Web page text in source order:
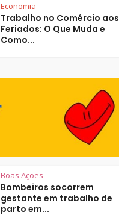
Economia
Trabalho no Comércio aos
Feriados: O Que Muda e
Como...
Boas Ações
Bombeiros socorrem
gestante em trabalho de
parto em...